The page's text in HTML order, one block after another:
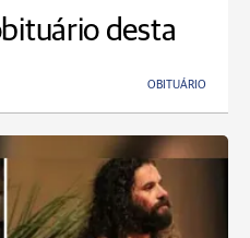
desta
OBITUÁRIO